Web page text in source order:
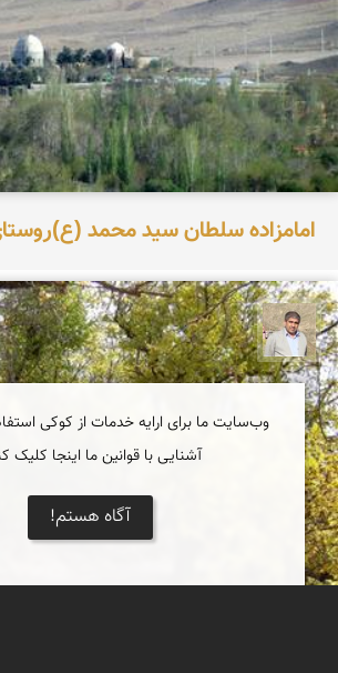
امامزاده سلطان سید محمد
محمد غریب معاذی نژاد
وب‌سایت ما برای ارایه خدمات از کوکی
آشنایی با قوانین ما اینجا کلیک
آگاه هستم!